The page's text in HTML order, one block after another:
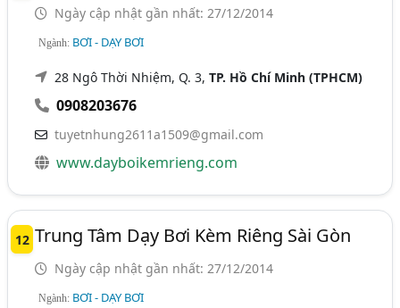
Ngày cập nhật gần nhất: 27/12/2014
Ngành: BƠI - DẠY BƠI
28 Ngô Thời Nhiệm, Q. 3,TP. Hồ Chí Minh (TPHCM)
0908203676
tuyetnhung2611a1509@gmail.com
www.dayboikemrieng.com
12 Trung Tâm Dạy Bơi Kèm Riêng Sài Gòn
Ngày cập nhật gần nhất: 27/12/2014
Ngành: BƠI - DẠY BƠI